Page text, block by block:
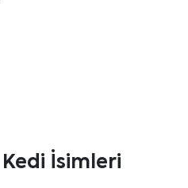
İsimleri